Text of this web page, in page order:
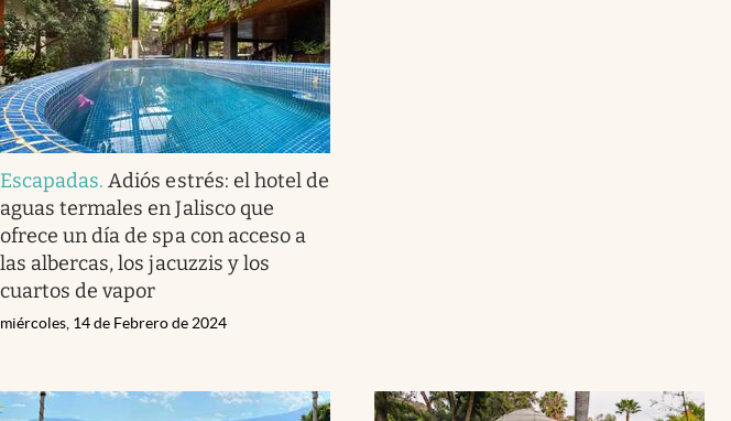
Escapadas.Adiós estrés: el hotel de
aguas termales en Jalisco que
ofrece un día de spa con acceso a
las albercas, los jacuzzis y los
cuartos de vapor
miércoles, 14 de Febrero de 2024